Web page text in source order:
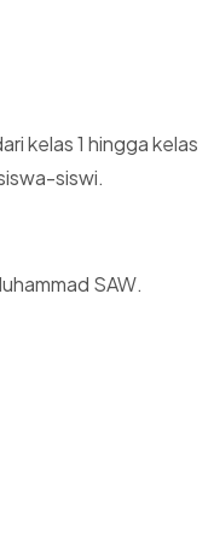
kelas 1 hingga kelas
siswi.
SAW.